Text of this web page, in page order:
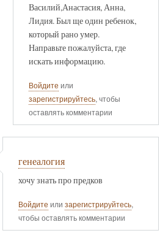
Василий,Анастасия, Анна,
Лидия. Был ще один ребенок,
который рано умер.
Направьте пожалуйста, где
искать информацию.
Войдите или
зарегистрируйтесь, чтобы
оставлять комментарии
генеалогия
хочу знать про предков
Войдите или зарегистрируйтесь,
чтобы оставлять комментарии